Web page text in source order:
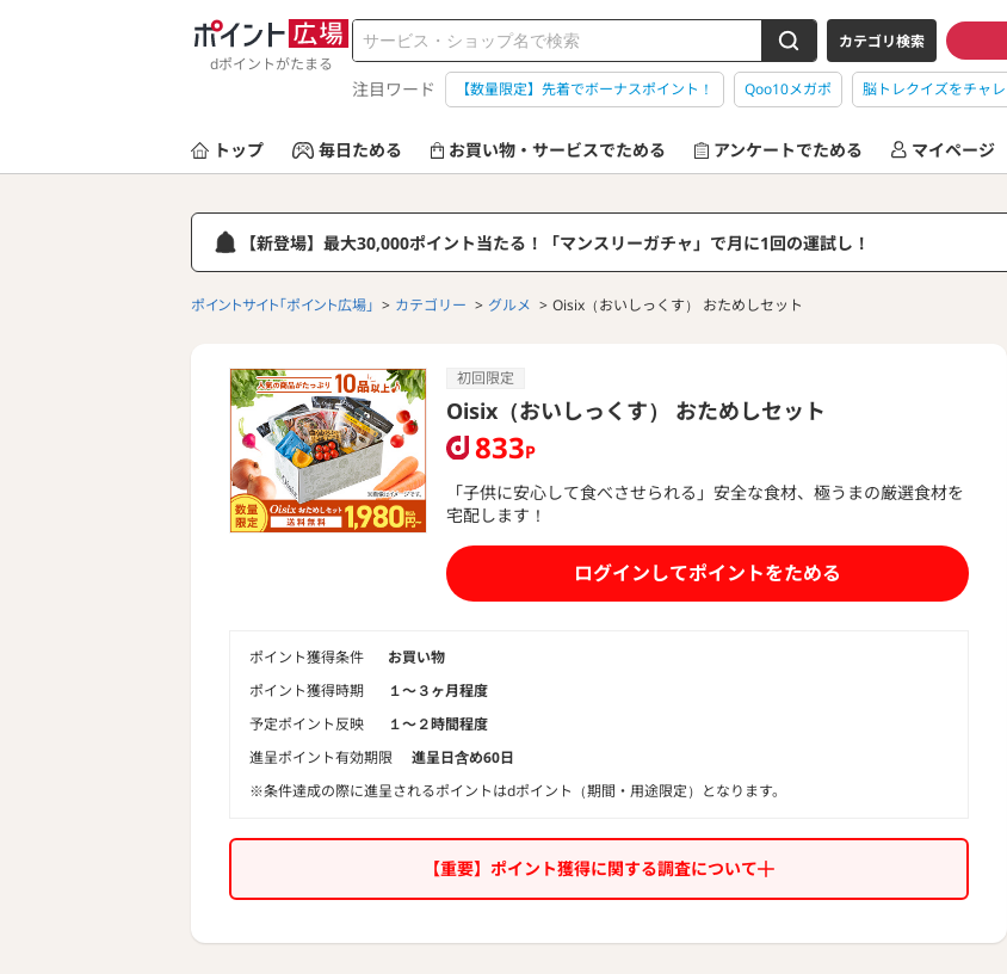
dポイントがたまる
カテゴリ検索
注目ワード 【数量限定】先着でボーナスポイント！ Qoo10メガポ 脳トレクイズをチャ
トップ 毎日ためる お買い物・サービスでためる アンケートでためる マイページ
【新登場】最大30,000ポイント当たる！「マンスリーガチャ」で月に1回の運試し！
ポイントサイト「ポイント広場」 カテゴリー グルメ Oisix（おいしっくす） おためしセット
初回限定
Oisix（おいしっくす） おためしセット
833P
「子供に安心して食べさせられる」安全な食材、極うまの厳選食材を
宅配します！
ログインしてポイントをためる
ポイント獲得条件
お買い物
ポイント獲得時期
１〜３ヶ月程度
予定ポイント反映
１〜２時間程度
進呈ポイント有効期限
進呈日含め60日
※条件達成の際に進呈されるポイントはdポイント（期間・用途限定）となります。
【重要】ポイント獲得に関する調査について